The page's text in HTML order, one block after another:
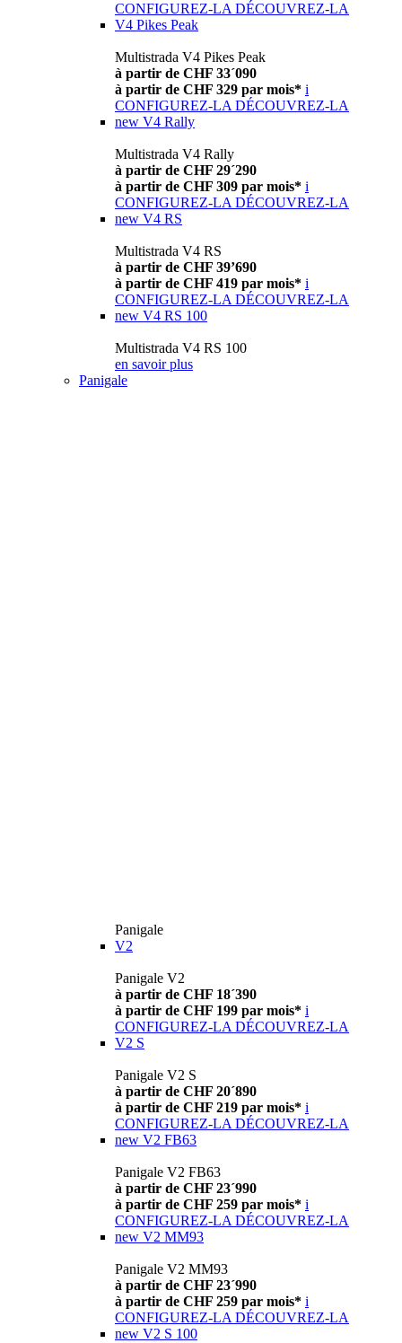
CONFIGUREZ-LA DÉCOUVREZ-LA
V4 Pikes Peak
Multistrada V4 Pikes Peak
à partir de CHF 33´090
à partir de CHF 329 par mois* i
CONFIGUREZ-LA DÉCOUVREZ-LA
new V4 Rally
Multistrada V4 Rally
à partir de CHF 29´290
à partir de CHF 309 par mois* i
CONFIGUREZ-LA DÉCOUVREZ-LA
new V4 RS
Multistrada V4 RS
à partir de CHF 39’690
à partir de CHF 419 par mois* i
CONFIGUREZ-LA DÉCOUVREZ-LA
new V4 RS 100
Multistrada V4 RS 100
en savoir plus
Panigale
Panigale
V2
Panigale V2
à partir de CHF 18´390
à partir de CHF 199 par mois* i
CONFIGUREZ-LA DÉCOUVREZ-LA
V2 S
Panigale V2 S
à partir de CHF 20´890
à partir de CHF 219 par mois* i
CONFIGUREZ-LA DÉCOUVREZ-LA
new V2 FB63
Panigale V2 FB63
à partir de CHF 23´990
à partir de CHF 259 par mois* i
CONFIGUREZ-LA DÉCOUVREZ-LA
new V2 MM93
Panigale V2 MM93
à partir de CHF 23´990
à partir de CHF 259 par mois* i
CONFIGUREZ-LA DÉCOUVREZ-LA
new V2 S 100